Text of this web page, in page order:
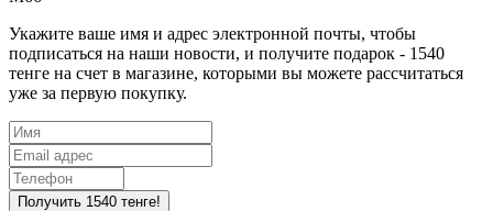
Укажите ваше имя и адрес электронной почты, чтобы
подписаться на наши новости, и получите подарок - 1540
тенге на счет в магазине, которыми вы можете рассчитаться
уже за первую покупку.